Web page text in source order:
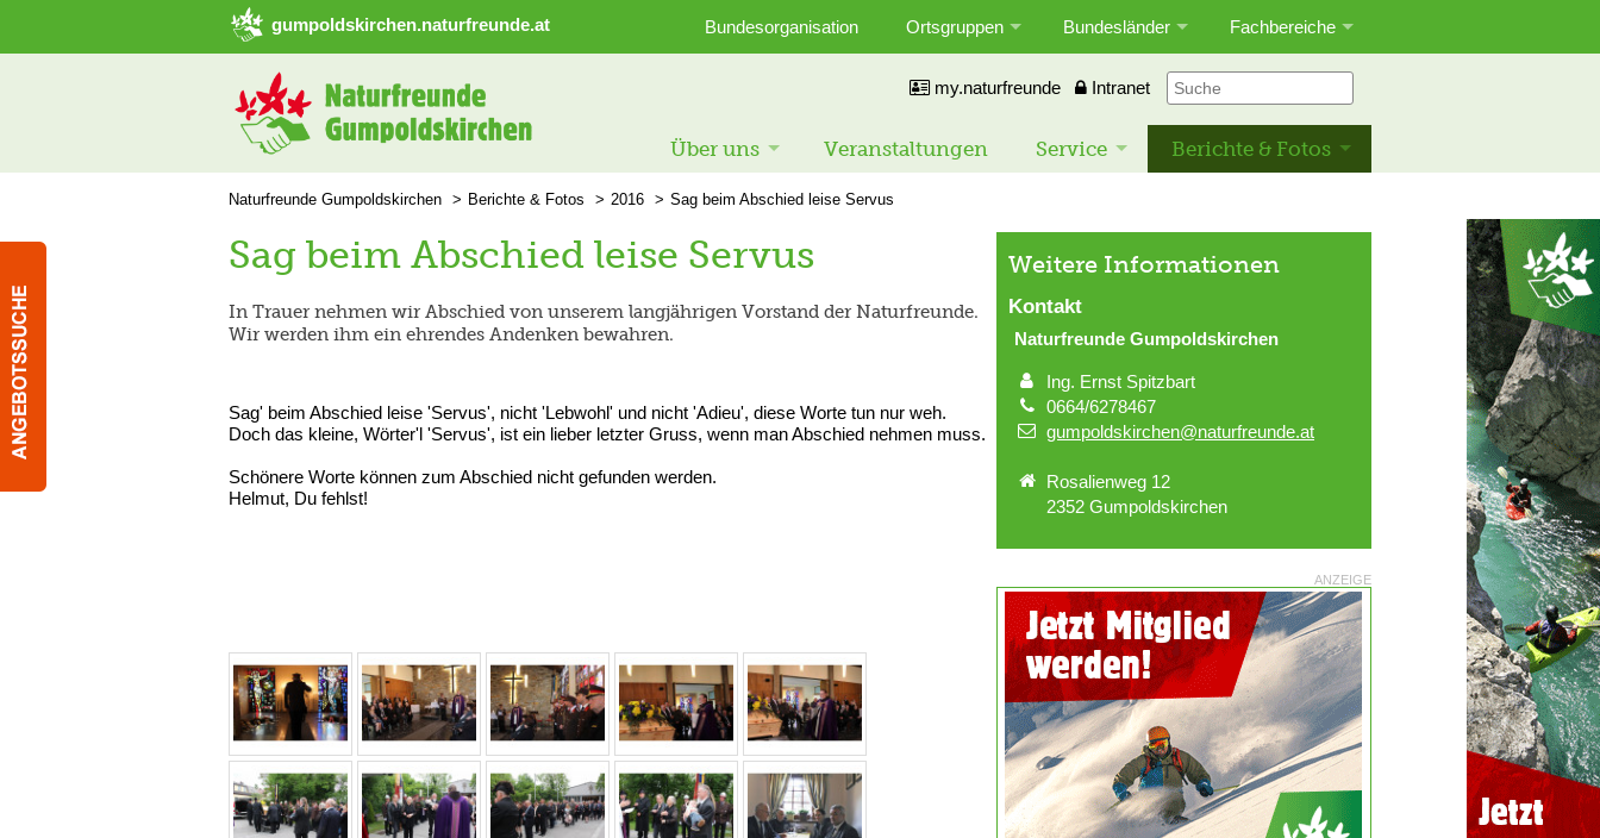
➜ Hauptregion der Seite anspringen
gumpoldskirchen.naturfreunde.at Bundesorganisation Ortsgruppen Bundesländer Fachbereiche
my.naturfreunde Intranet
Über uns Veranstaltungen Service Berichte & Fotos
Naturfreunde Gumpoldskirchen Berichte & Fotos 2016 Sag beim Abschied leise Servus
Sag beim Abschied leise Servus
In Trauer nehmen wir Abschied von unserem langjährigen Vorstand der Naturfreunde.
Wir werden ihm ein ehrendes Andenken bewahren.
Sag' beim Abschied leise 'Servus', nicht 'Lebwohl' und nicht 'Adieu', diese Worte tun nur weh.
Doch das kleine, Wörter'l 'Servus', ist ein lieber letzter Gruss, wenn man Abschied nehmen muss.
Schönere Worte können zum Abschied nicht gefunden werden.
Helmut, Du fehlst!
Weitere Informationen
Kontakt
Naturfreunde Gumpoldskirchen
Ing. Ernst Spitzbart
0664/6278467
gumpoldskirchen@naturfreunde.at
Rosalienweg 12
2352 Gumpoldskirchen
ANZEIGE